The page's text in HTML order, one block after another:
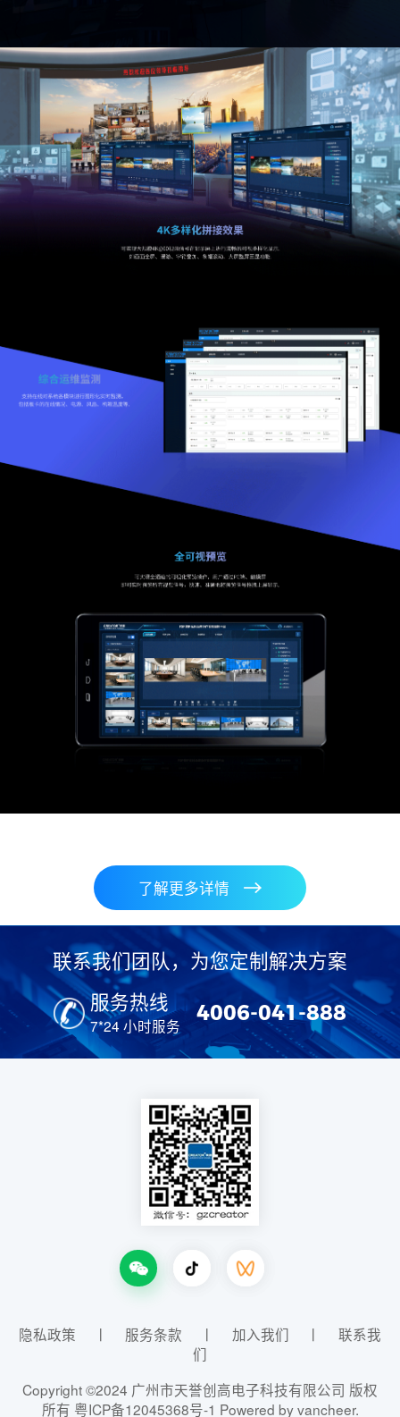
了解更多详情
联系我们团队，为您定制解决方案
服务热线
7*24 小时服务 4006-041-888
隐私政策 丨 服务条款 丨 加入我们 丨
联系我
们
Copyright ©2024 广州市天誉创高电子科技有限公司 版权
所有 粤ICP备12045368号-1 Powered by vancheer.